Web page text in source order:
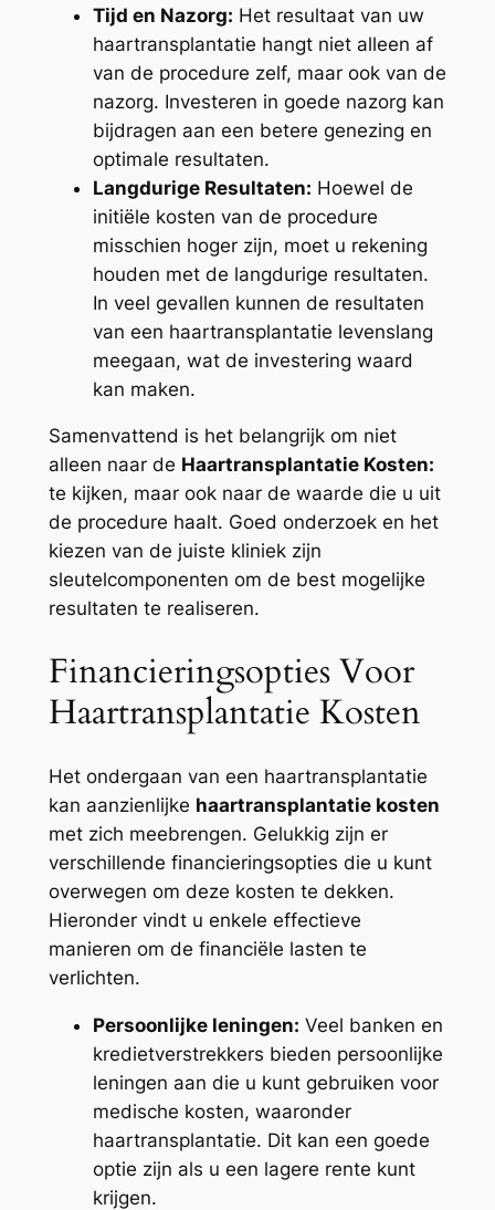
Tijd en Nazorg: Het resultaat van uw
haartransplantatie hangt niet alleen af
van de procedure zelf, maar ook van de
nazorg. Investeren in goede nazorg kan
bijdragen aan een betere genezing en
optimale resultaten.
Langdurige Resultaten: Hoewel de
initiële kosten van de procedure
misschien hoger zijn, moet u rekening
houden met de langdurige resultaten.
In veel gevallen kunnen de resultaten
van een haartransplantatie levenslang
meegaan, wat de investering waard
kan maken.
Samenvattend is het belangrijk om niet
alleen naar de Haartransplantatie Kosten:
te kijken, maar ook naar de waarde die u uit
de procedure haalt. Goed onderzoek en het
kiezen van de juiste kliniek zijn
sleutelcomponenten om de best mogelijke
resultaten te realiseren.
Financieringsopties Voor
Haartransplantatie Kosten
Het ondergaan van een haartransplantatie
kan aanzienlijke haartransplantatie kosten
met zich meebrengen. Gelukkig zijn er
verschillende financieringsopties die u kunt
overwegen om deze kosten te dekken.
Hieronder vindt u enkele effectieve
manieren om de financiële lasten te
verlichten.
Persoonlijke leningen: Veel banken en
kredietverstrekkers bieden persoonlijke
leningen aan die u kunt gebruiken voor
medische kosten, waaronder
haartransplantatie. Dit kan een goede
optie zijn als u een lagere rente kunt
krijgen.